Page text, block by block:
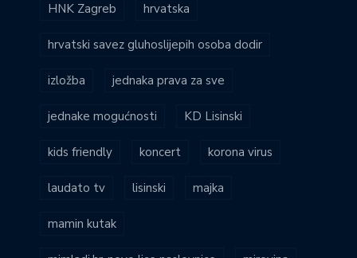
HNK Zagreb hrvatska
hrvatski savez gluhoslijepih osoba dodir
izložba jednaka prava za sve
jednake mogućnosti KD Lisinski
kids friendly koncert korona virus
laudato tv lisinski majka
mamin kutak